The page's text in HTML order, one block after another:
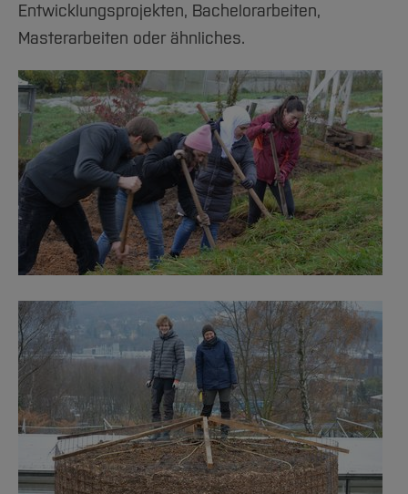
Entwicklungsprojekten, Bachelorarbeiten,
Masterarbeiten oder ähnliches.